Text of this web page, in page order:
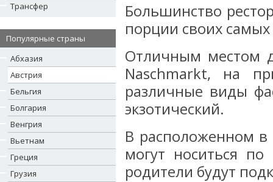
Трансфер
Популярные страны
Абхазия
Австрия
Бельгия
Болгария
Венгрия
Вьетнам
Греция
Грузия
Большинство
порции своих
Отличным местом
Naschmarkt, на
различные виды
экзотический.
В расположенном в
могут носиться
родители будут